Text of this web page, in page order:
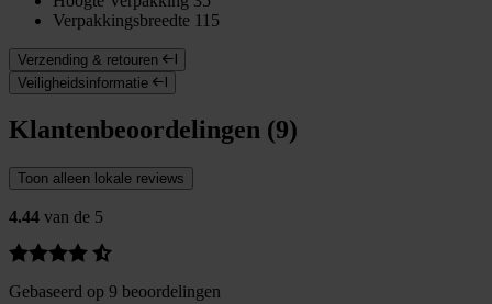
Verpakkingsbreedte 115
Verzending & retouren
Veiligheidsinformatie
Klantenbeoordelingen (9)
Toon alleen lokale reviews
4.44 van de 5
Gebaseerd op 9 beoordelingen